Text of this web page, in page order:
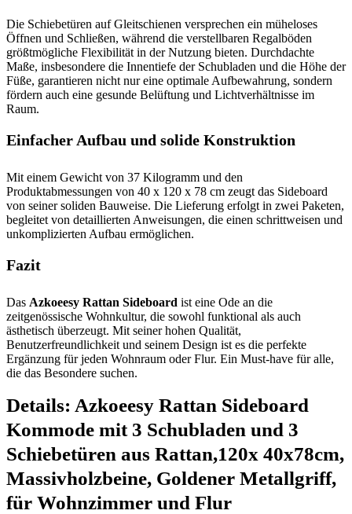
Die Schiebetüren auf Gleitschienen versprechen ein müheloses
Öffnen und Schließen, während die verstellbaren Regalböden
größtmögliche Flexibilität in der Nutzung bieten. Durchdachte
Maße, insbesondere die Innentiefe der Schubladen und die Höhe der
Füße, garantieren nicht nur eine optimale Aufbewahrung, sondern
fördern auch eine gesunde Belüftung und Lichtverhältnisse im
Raum.
Einfacher Aufbau und solide Konstruktion
Mit einem Gewicht von 37 Kilogramm und den
Produktabmessungen von 40 x 120 x 78 cm zeugt das Sideboard
von seiner soliden Bauweise. Die Lieferung erfolgt in zwei Paketen,
begleitet von detaillierten Anweisungen, die einen schrittweisen und
unkomplizierten Aufbau ermöglichen.
Fazit
Das Azkoeesy Rattan Sideboard ist eine Ode an die
zeitgenössische Wohnkultur, die sowohl funktional als auch
ästhetisch überzeugt. Mit seiner hohen Qualität,
Benutzerfreundlichkeit und seinem Design ist es die perfekte
Ergänzung für jeden Wohnraum oder Flur. Ein Must-have für alle,
die das Besondere suchen.
Details: Azkoeesy Rattan Sideboard
Kommode mit 3 Schubladen und 3
Schiebetüren aus Rattan,120x 40x78cm,
Massivholzbeine, Goldener Metallgriff,
für Wohnzimmer und Flur